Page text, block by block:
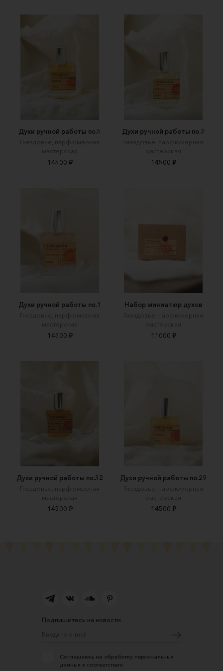
Духи ручной работы no.5
Гнездовье, парфюмерная
мастерская
14500 ₽
Духи ручной работы no.2
Гнездовье, парфюмерная
мастерская
14500 ₽
Духи ручной работы no.1
Гнездовье, парфюмерная
мастерская
14500 ₽
Набор миниатюр духов
Гнездовье, парфюмерная
мастерская
11000 ₽
Духи ручной работы no.32
Гнездовье, парфюмерная
мастерская
14500 ₽
Духи ручной работы no.29
Гнездовье, парфюмерная
мастерская
14500 ₽
Подпишитесь на новости
Соглашаюсь на обработку персональных
данных в соответствии